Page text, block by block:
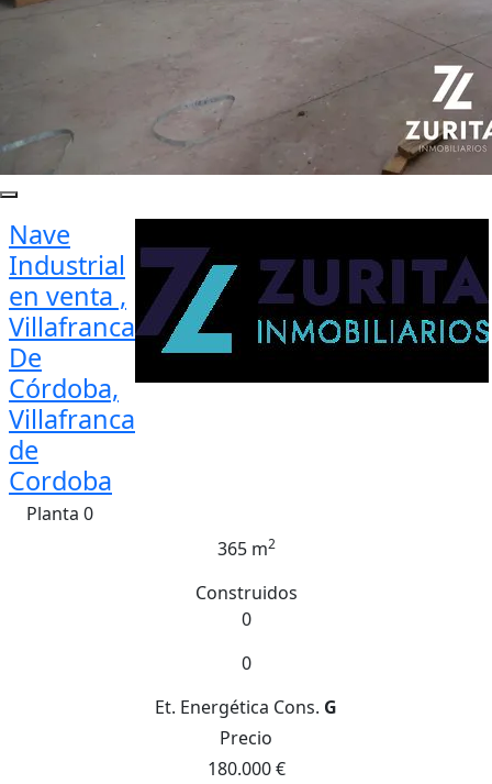
Nave
Industrial
en venta ,
Villafranca
De
Córdoba,
Villafranca
de
Cordoba
Planta 0
365 m2
Construidos
0
0
Et. Energética Cons. G
Precio
180.000 €